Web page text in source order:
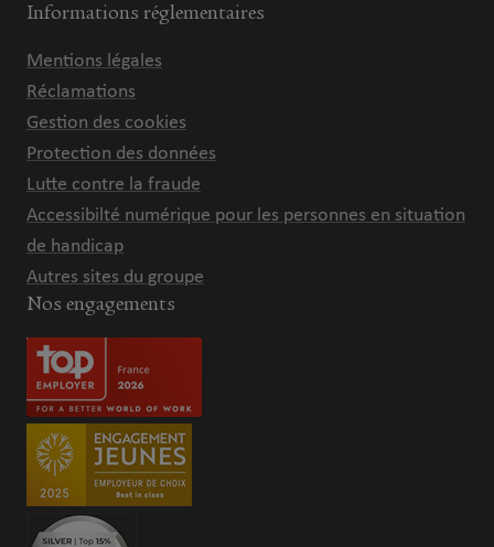
Informations réglementaires
Mentions légales
Réclamations
Gestion des cookies
Protection des données
Lutte contre la fraude
Accessibilté numérique pour les personnes en situation
de handicap
Autres sites du groupe
Nos engagements